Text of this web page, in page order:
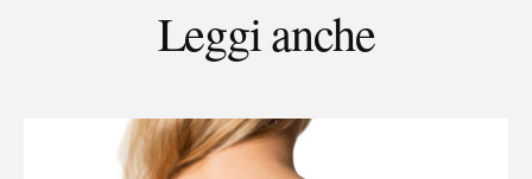
Leggi anche